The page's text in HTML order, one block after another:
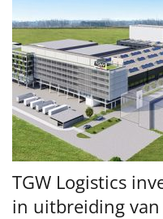
TGW Logistics
in uitbreiding